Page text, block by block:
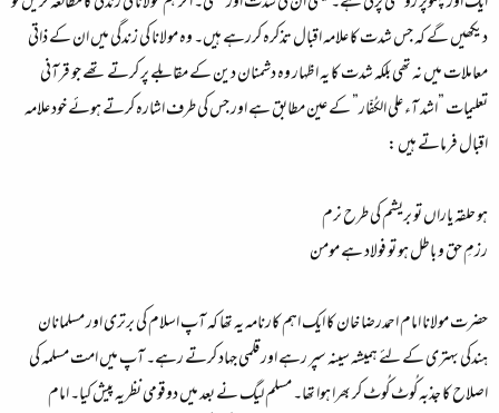
دیکھیں گے کہ جس شدت کا علامہ اقبال تذکرہ کررہے ہیں۔ وہ مولانا کی زندگی میں ان کے ذاتی
معاملات میں نہ تھی بلکہ شدت کا یہ اظہار وہ دشمنان دین کے مقابلے پر کرتے تھے جو قرآنی
تعلیمات ”اشد آء علی الکُفّار” کے عین مطابق ہے اور جس کی طرف اشارہ کرتے ہوئے خود علامہ
اقبال فرماتے ہیں :
ہو حلقہ یاراں تو بریشم کی طرح نرم
رزمِ حق و باطل ہو تو فولاد ہے مومن
حضرت مولانا امام احمدرضا خان کا ایک اہم کارنامہ یہ تھا کہ آپ اسلام کی برتری اور مسلمانان
ہندکی بہتری کے لئے ہمیشہ سینہ سپر رہے اور قلمی جہاد کرتے رہے۔ آپ میں امت مسلمہ کی
اصلاح کا جذبہ کُوٹ کُوٹ کر بھرا ہوا تھا۔ مسلم لیگ نے بعد میں دوقومی نظریہ پیش کیا۔ امام